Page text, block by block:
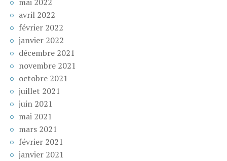
avril 2022
février 2022
janvier 2022
décembre 2021
novembre 2021
octobre 2021
juillet 2021
juin 2021
mai 2021
mars 2021
février 2021
janvier 2021